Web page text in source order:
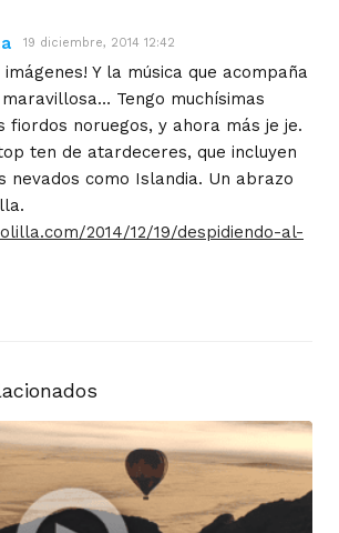
19 diciembre, 2014 12:42
imágenes! Y la música que acompaña
Tengo muchísimas
fiordos noruegos, y ahora más je je.
ten de atardeceres, que incluyen
nevados como Islandia. Un abrazo
2014/12/19/despidiendo-al-